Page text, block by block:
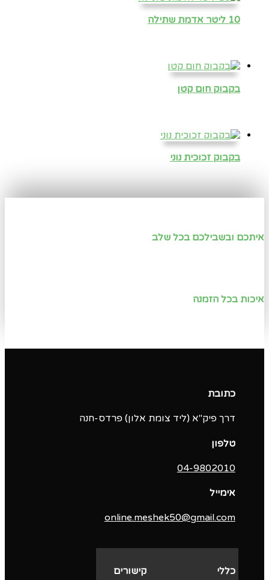
10 ליטר אדמת שתילה
בקבוק חום קטן
בקבוק זכוכית נוני
איתכם ובשבילכם בכל שלב
איכות בכל הזמנה
קישורים כללי
כתובת
דרך פיק"א (ליד צומת אלון) פרדס-חנה
טלפון
04-9802010‬
אימייל
online.meshek50@gmail.com